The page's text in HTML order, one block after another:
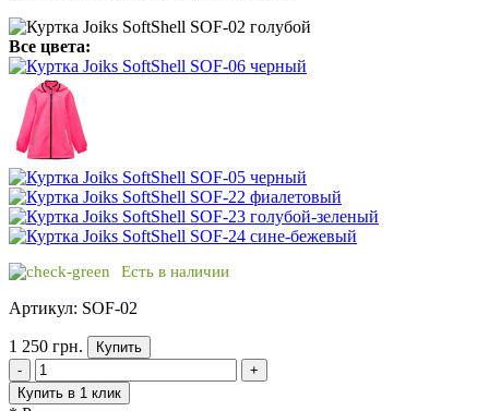
Все цвета:
Есть в наличии
Артикул: SOF-02
1 250 грн.
Купить
-
+
Купить в 1 клик